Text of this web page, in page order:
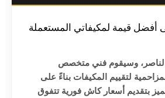
قيمة لمكيفاتي المستعملة
وسيقوم فني متخصص
لتقييم المكيفات بناءً على
بتقديم أسعار كاش فورية تتفوق